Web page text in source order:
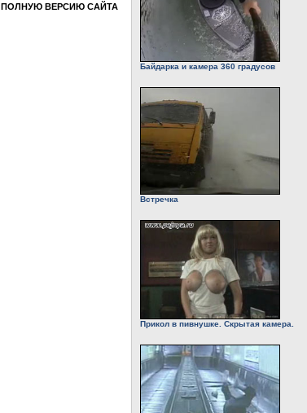
ПОЛНУЮ ВЕРСИЮ САЙТА
Байдарка и камера 360 градусов
Встречка
Прикол в пивнушке. Скрытая камера.